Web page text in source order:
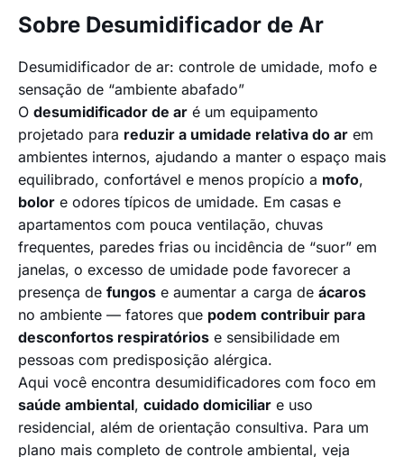
Sobre Desumidificador de Ar
Desumidificador de ar: controle de umidade, mofo e
sensação de “ambiente abafado”
O desumidificador de ar é um equipamento
projetado para reduzir a umidade relativa do ar em
ambientes internos, ajudando a manter o espaço mais
equilibrado, confortável e menos propício a mofo,
bolor e odores típicos de umidade. Em casas e
apartamentos com pouca ventilação, chuvas
frequentes, paredes frias ou incidência de “suor” em
janelas, o excesso de umidade pode favorecer a
presença de fungos e aumentar a carga de ácaros
no ambiente — fatores que podem contribuir para
desconfortos respiratórios e sensibilidade em
pessoas com predisposição alérgica.
Aqui você encontra desumidificadores com foco em
saúde ambiental, cuidado domiciliar e uso
residencial, além de orientação consultiva. Para um
plano mais completo de controle ambiental, veja